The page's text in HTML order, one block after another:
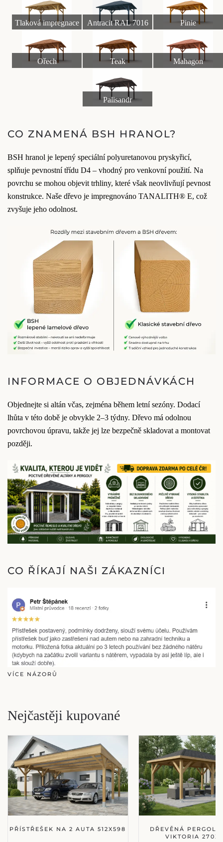
Tlaková impregnace Antracit RAL 7016 Pinie
Ořech Teak Mahagon
Palisandr
CO ZNAMENÁ BSH HRANOL?
BSH hranol je lepený speciální polyuretanovou pryskyřicí,
splňuje pevnostní třídu D4 – vhodný pro venkovní použití. Na
povrchu se mohou objevit trhliny, které však neovlivňují pevnost
konstrukce. Naše dřevo je impregnováno TANALITH® E, což
zvyšuje jeho odolnost.
INFORMACE O OBJEDNÁVKÁCH
Objednejte si altán včas, zejména během letní sezóny. Dodací
lhůta v této době je obvykle 2–3 týdny. Dřevo má odolnou
povrchovou úpravu, takže jej lze bezpečně skladovat a montovat
později.
CO ŘÍKAJÍ NAŠI ZÁKAZNÍCI
VÍCE NÁZORŮ
Nejčastěji kupované
PŘÍSTŘEŠEK NA 2 AUTA 512X598
DŘEVĚNÁ
VIKTORIA